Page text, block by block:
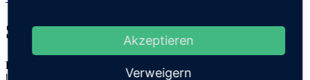
Schulbandfestival
Freitag, 11.07.2025
|
Akzeptieren
Verweigern